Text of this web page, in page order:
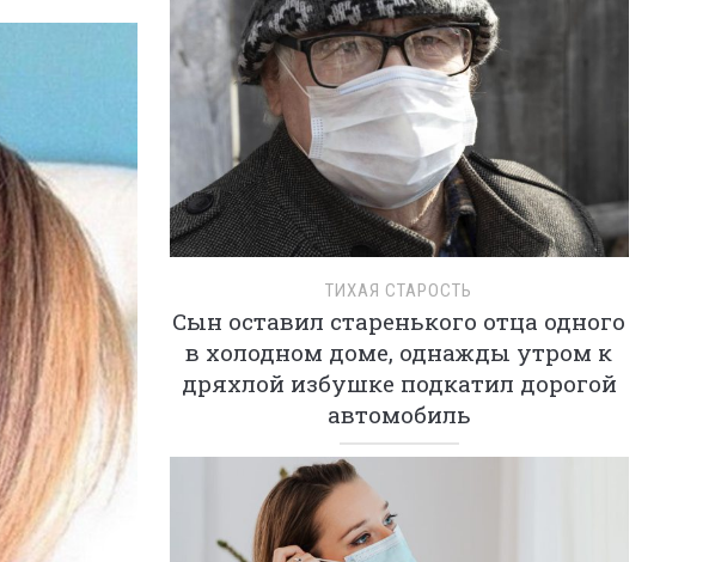
ТИХАЯ СТАРОСТЬ
Сын оставил старенького отца одного
в холодном доме, однажды утром к
дряхлой избушке подкатил дорогой
автомобиль